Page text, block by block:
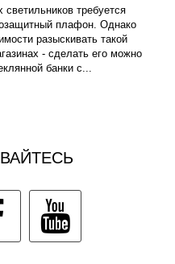
требуется
плафон. Однако
разыскивать такой
- сделать его можно
банки с...